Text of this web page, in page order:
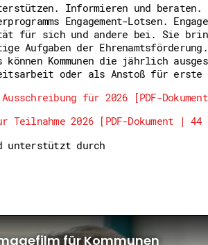
GEMA-
Di@-
Suche
Informieren und beraten.
Engagement-Lotsen.
für sich und andere bei. Sie
Aufgaben der Ehrenamtsförderung.
können Kommunen die jährlich
oder als Anstoß für erste
Ausschreibung für 2026 [PDF-
Teilnahme 2026 [PDF-Dokument | 44
unterstützt durch